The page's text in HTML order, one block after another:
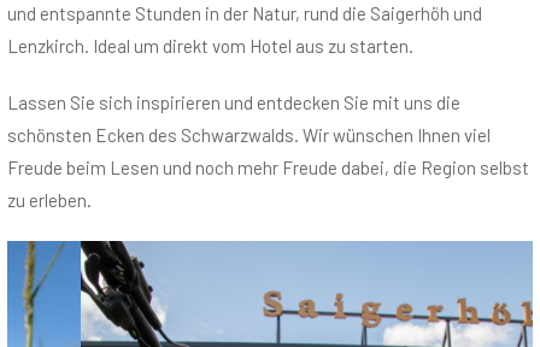
und entspannte Stunden in der Natur, rund die Saigerhöh und
Lenzkirch. Ideal um direkt vom Hotel aus zu starten.
Lassen Sie sich inspirieren und entdecken Sie mit uns die
schönsten Ecken des Schwarzwalds. Wir wünschen Ihnen viel
Freude beim Lesen und noch mehr Freude dabei, die Region selbst
zu erleben.